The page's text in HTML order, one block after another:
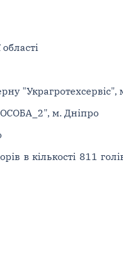
"Украгротехсервіс",
ОСОБА_2", м. Дніпро
в кількості 811